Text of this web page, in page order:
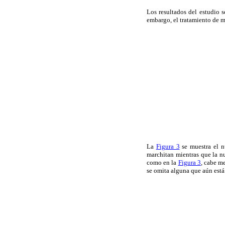
Los resultados del estudio
embargo, el tratamiento de
La Figura 3 se muestra el
marchitan mientras que la
como en la Figura 3, cabe
se omita alguna que aún